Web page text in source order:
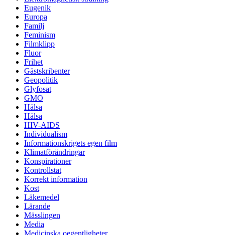
Eugenik
Europa
Familj
Feminism
Filmklipp
Fluor
Frihet
Gästskribenter
Geopolitik
Glyfosat
GMO
Hälsa
Hälsa
HIV-AIDS
Individualism
Informationskrigets egen film
Klimatförändringar
Konspirationer
Kontrollstat
Korrekt information
Kost
Läkemedel
Lärande
Mässlingen
Media
Medicinska oegentligheter